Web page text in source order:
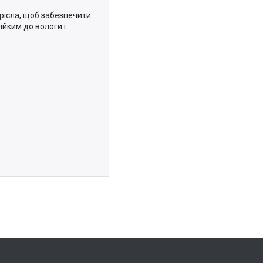
щоб забезпечити
до вологи і